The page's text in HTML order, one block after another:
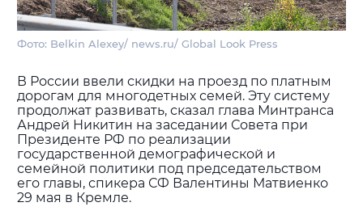
Фото: Belkin Alexey/ news.ru/ Global Look Press
В России ввели скидки на проезд по платным
дорогам для многодетных семей. Эту систему
продолжат развивать, сказал глава Минтранса
Андрей Никитин на заседании Совета при
Президенте РФ по реализации
государственной демографической и
семейной политики под председательством
его главы, спикера СФ Валентины Матвиенко
29 мая в Кремле.